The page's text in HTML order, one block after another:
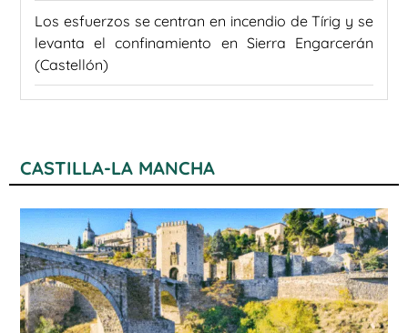
Los esfuerzos se centran en incendio de Tírig y se
levanta el confinamiento en Sierra Engarcerán
(Castellón)
CASTILLA-LA MANCHA